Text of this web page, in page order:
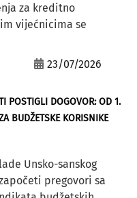
za kreditno
vijećnicima se
23/07/2026
POSTIGLI DOGOVOR: OD 1.
BUDŽETSKE KORISNIKE
Unsko-sanskog
pregovori sa